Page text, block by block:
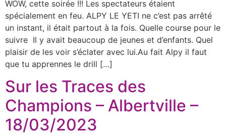
WOW, cette soirée !!! Les spectateurs étaient
spécialement en feu. ALPY LE YETI ne c’est pas arrêté
un instant, il était partout à la fois. Quelle course pour le
suivre Il y avait beaucoup de jeunes et d’enfants. Quel
plaisir de les voir s’éclater avec lui.Au fait Alpy il faut
que tu apprennes le drill […]
Sur les Traces des
Champions – Albertville –
18/03/2023